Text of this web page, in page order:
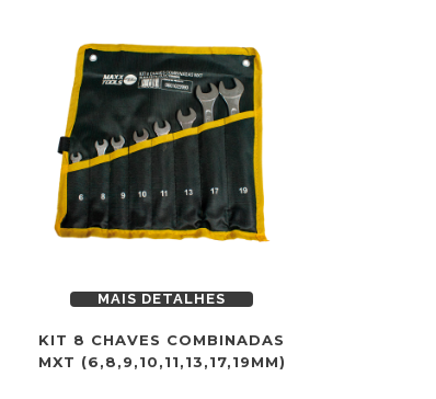
MAIS DETALHES
KIT 8 CHAVES COMBINADAS
MXT (6,8,9,10,11,13,17,19MM)